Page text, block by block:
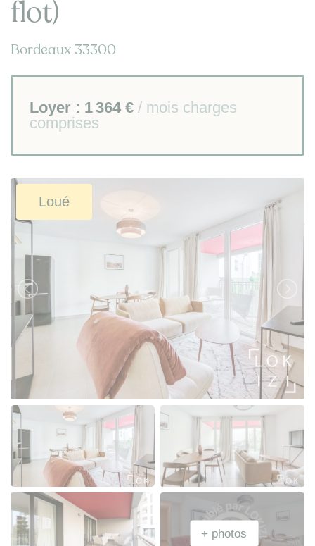
flot)
Bordeaux 33300
Loyer : 1 364 € / mois charges
comprises
Loué